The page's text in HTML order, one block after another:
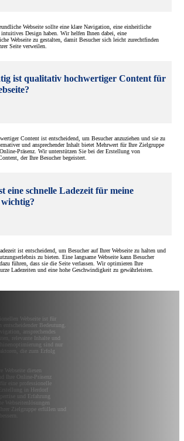
Webseite sollte eine klare Navigation, eine einheitliche
Design haben. Wir helfen Ihnen dabei, eine
Webseite zu gestalten, damit Besucher sich leicht zurechtfinden
Seite verweilen.
ist qualitativ hochwertiger Content für
Content ist entscheidend, um Besucher anzuziehen und sie zu
und ansprechender Inhalt bietet Mehrwert für Ihre Zielgruppe
Präsenz. Wir unterstützen Sie bei der Erstellung von
der Ihre Besucher begeistert.
eine schnelle Ladezeit für meine
wichtig?
ist entscheidend, um Besucher auf Ihrer Webseite zu halten und
zu bieten. Eine langsame Webseite kann Besucher
führen, dass sie die Seite verlassen. Wir optimieren Ihre
Ladezeiten und eine hohe Geschwindigkeit zu gewährleisten.
Webseite ist für
entscheidender Bedeutung.
ansprechendes
relevante Inhalte und
sind nur
die zum Erfolg
Webseite diesen
Ihre Online-Präsenz
eine professionelle
in Herdorf
und Erfahrung
Webseitenlösungen
Zielgruppe erfüllen und